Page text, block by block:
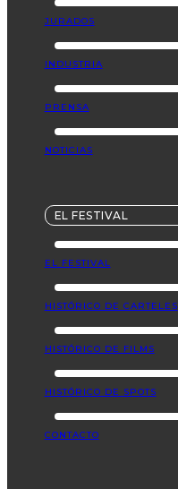
JURADOS
INDUSTRIA
PRENSA
NOTICIAS
EL FESTIVAL
EL FESTIVAL
HISTÓRICO DE CARTELES
HISTÓRICO DE FILMS
HISTÓRICO DE SPOTS
CONTACTO